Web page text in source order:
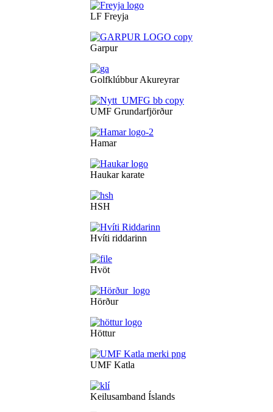
LF Freyja
Garpur
Golfklúbbur Akureyrar
UMF Grundarfjörður
Hamar
Haukar karate
HSH
Hvíti riddarinn
Hvöt
Hörður
Höttur
UMF Katla
Keilusamband Íslands